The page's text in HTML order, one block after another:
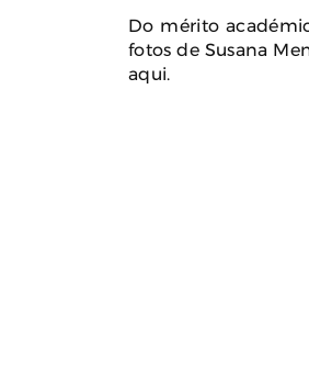
Do mérito
fotos de Susana
aqui.